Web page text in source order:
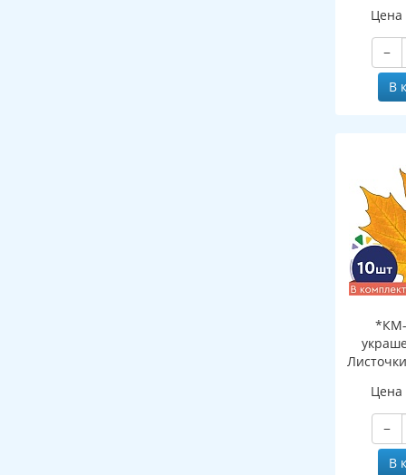
Цена
−
В
*КМ-
желтый
Цена
−
В